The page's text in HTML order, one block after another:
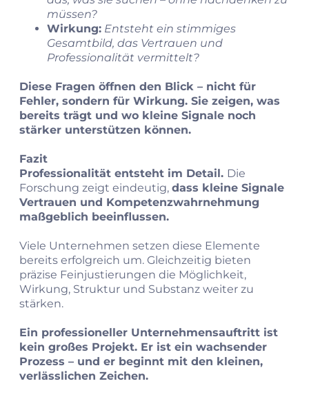
müssen?
Wirkung: Entsteht ein stimmiges
Gesamtbild, das Vertrauen und
Professionalität vermittelt?
Diese Fragen öffnen den Blick – nicht für
Fehler, sondern für Wirkung. Sie zeigen, was
bereits trägt und wo kleine Signale noch
stärker unterstützen können.
Fazit
Professionalität entsteht im Detail. Die
Forschung zeigt eindeutig, dass kleine Signale
Vertrauen und Kompetenzwahrnehmung
maßgeblich beeinflussen.
Viele Unternehmen setzen diese Elemente
bereits erfolgreich um. Gleichzeitig bieten
präzise Feinjustierungen die Möglichkeit,
Wirkung, Struktur und Substanz weiter zu
stärken.
Ein professioneller Unternehmensauftritt ist
kein großes Projekt. Er ist ein wachsender
Prozess – und er beginnt mit den kleinen,
verlässlichen Zeichen.